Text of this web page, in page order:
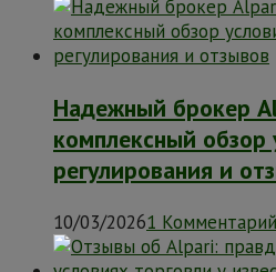
Надежный брокер
комплексный обзор
регулирования и
10/03/20261 Комментарий